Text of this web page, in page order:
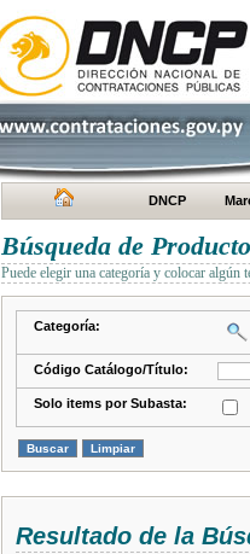
DNCP
Búsqueda de
Puede elegir una categoría y colocar algún
Categoría:
Código Catálogo/Título:
Solo items por Subasta:
Resultado de la